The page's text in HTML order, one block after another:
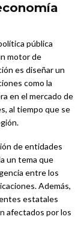
pública
motor de
es diseñar un
como la
en el mercado de
al tiempo que se
de entidades
un tema que
entre los
Además,
estatales
afectados por los